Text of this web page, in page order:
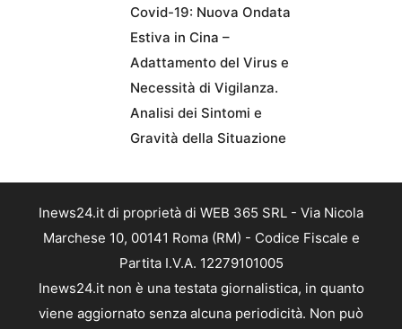
Covid-19: Nuova Ondata
Estiva in Cina –
Adattamento del Virus e
Necessità di Vigilanza.
Analisi dei Sintomi e
Gravità della Situazione
Inews24.it di proprietà di WEB 365 SRL - Via Nicola
Marchese 10, 00141 Roma (RM) - Codice Fiscale e
Partita I.V.A. 12279101005
Inews24.it non è una testata giornalistica, in quanto
viene aggiornato senza alcuna periodicità. Non può